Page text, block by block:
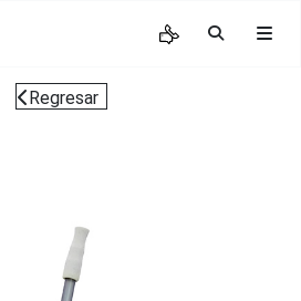
Regresar